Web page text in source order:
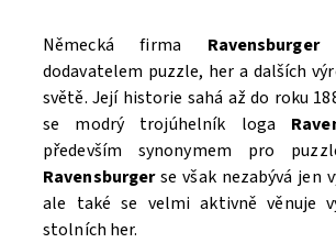
Německá firma Ravensburger
dodavatelem puzzle, her a dalších
světě. Její historie sahá až do roku
se modrý trojúhelník loga
především synonymem pro
Ravensburgerse však nezabývá jen
ale také se velmi aktivně věnuje
stolních her.